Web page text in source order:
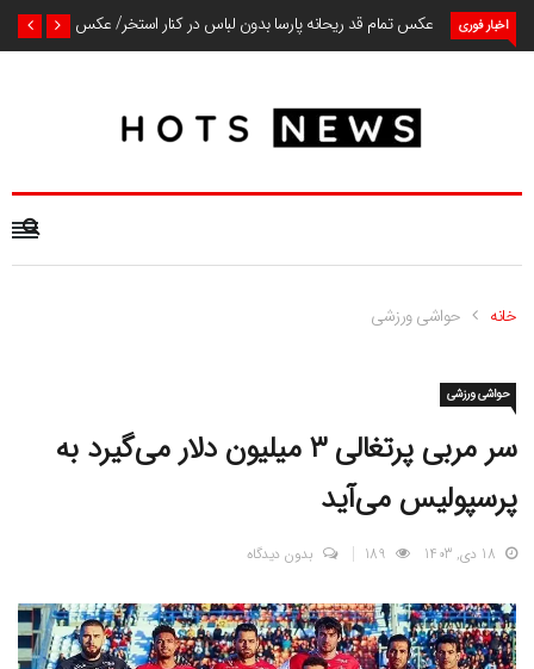
اخبار فوری عکس تمام قد ریحانه پارسا بدون لباس در کنار استخر/ عکس
خانه حواشی ورزشی
حواشی ورزشی
سر مربی پرتغالی ۳ میلیون دلار می‌گیرد به
پرسپولیس می‌آید
18 دی, 1403 بدون دیدگاه